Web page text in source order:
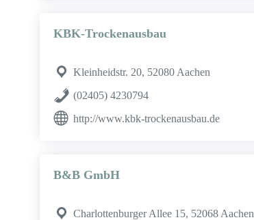
KBK-Trockenausbau
Kleinheidstr. 20, 52080 Aachen
(02405) 4230794
http://www.kbk-trockenausbau.de
B&B GmbH
Charlottenburger Allee 15, 52068 Aachen